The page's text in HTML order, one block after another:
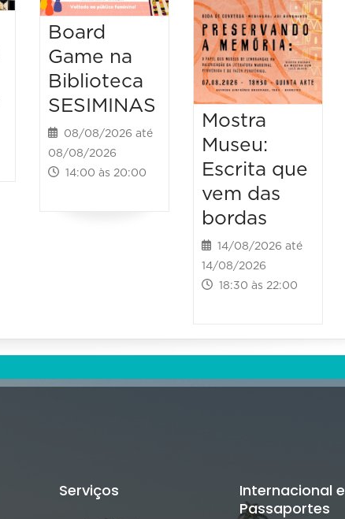
Board
Game na
Biblioteca
SESIMINAS
08/08/2026 até
08/08/2026
14:00 às 20:00
Mostra
Museu:
Escrita que
vem das
bordas
14/08/2026 até
14/08/2026
18:30 às 22:00
Serviços
Internacional e
Passaportes